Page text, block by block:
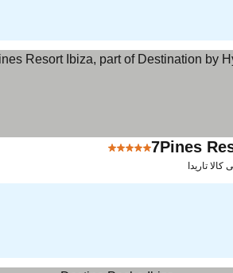
7Pines5 عدد النجوم